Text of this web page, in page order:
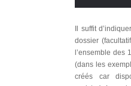
Il suffit
dossier
l’ensemble des
(dans les
créés car